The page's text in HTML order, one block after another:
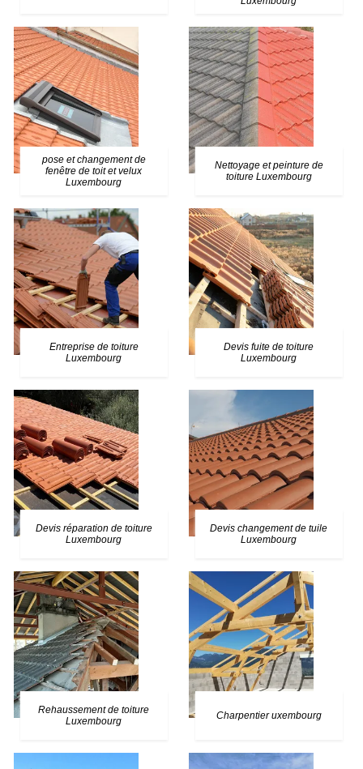
pose et changement de
fenêtre de toit et velux
Luxembourg
Nettoyage et peinture de
toiture Luxembourg
Entreprise de toiture
Luxembourg
Devis fuite de toiture
Luxembourg
Devis réparation de toiture
Luxembourg
Devis changement de tuile
Luxembourg
Rehaussement de toiture
Luxembourg
Charpentier uxembourg